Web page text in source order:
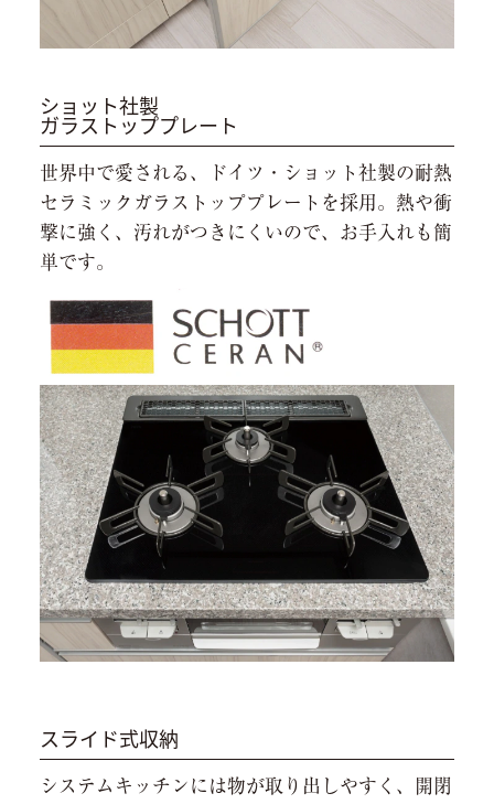
ショット社製
ガラストッププレート
世界中で愛される、ドイツ・ショット社製の耐熱
セラミックガラストッププレートを採用。熱や衝
撃に強く、汚れがつきにくいので、お手入れも簡
単です。
スライド式収納
システムキッチンには物が取り出しやすく、開閉